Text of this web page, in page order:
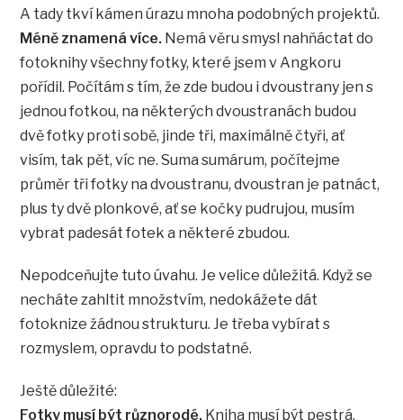
A tady tkví kámen úrazu mnoha podobných projektů.
Méně znamená více. Nemá věru smysl nahňáctat do
fotoknihy všechny fotky, které jsem v Angkoru
pořídil. Počítám s tím, že zde budou i dvoustrany jen s
jednou fotkou, na některých dvoustranách budou
dvě fotky proti sobě, jinde tři, maximálně čtyři, ať
visím, tak pět, víc ne. Suma sumárum, počítejme
průměr tři fotky na dvoustranu, dvoustran je patnáct,
plus ty dvě plonkové, ať se kočky pudrujou, musím
vybrat padesát fotek a některé zbudou.
Nepodceňujte tuto úvahu. Je velice důležitá. Když se
necháte zahltit množstvím, nedokážete dát
fotoknize žádnou strukturu. Je třeba vybírat s
rozmyslem, opravdu to podstatné.
Ještě důležité:
Fotky musí být různorodé. Kniha musí být pestrá.